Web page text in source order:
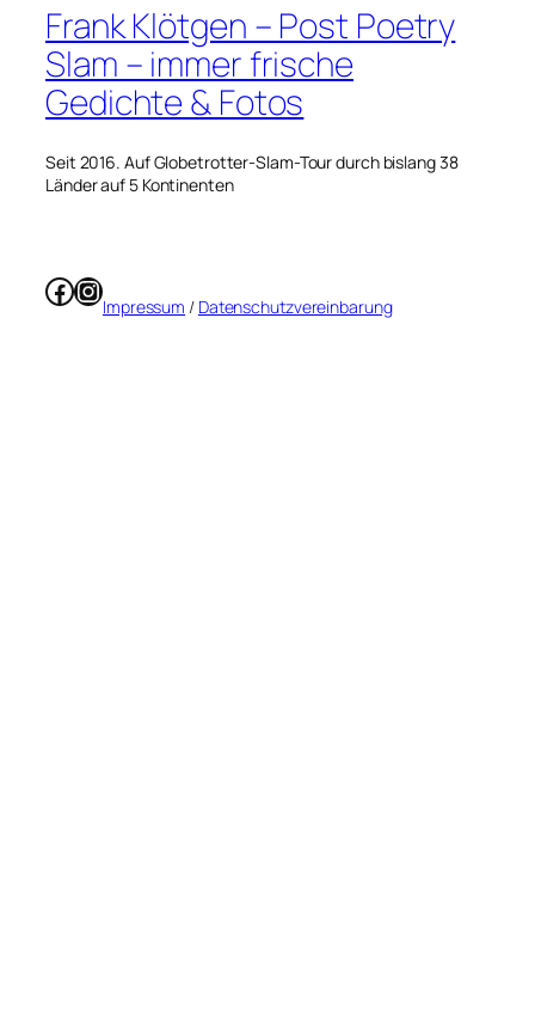
Frank Klötgen – Post Poetry
Slam – immer frische
Gedichte & Fotos
Seit 2016. Auf Globetrotter-Slam-Tour durch bislang 38
Länder auf 5 Kontinenten
Facebook
Instagram
Impressum / Datenschutzvereinbarung